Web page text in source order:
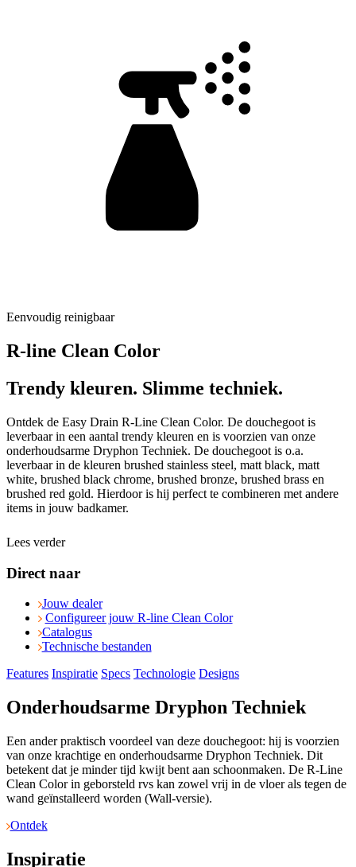
Eenvoudig reinigbaar
R-line Clean Color
Trendy kleuren. Slimme techniek.
Ontdek de Easy Drain R-Line Clean Color. De douchegoot is
leverbaar in een aantal trendy kleuren en is voorzien van onze
onderhoudsarme Dryphon Techniek. De douchegoot is o.a.
leverbaar in de kleuren brushed stainless steel, matt black, matt
white, brushed black chrome, brushed bronze, brushed brass en
brushed red gold. Hierdoor is hij perfect te combineren met andere
items in jouw badkamer.
Lees verder
Direct naar
Jouw dealer
Configureer jouw R-line Clean Color
Catalogus
Technische bestanden
Features Inspiratie Specs Technologie Designs
Onderhoudsarme Dryphon Techniek
Een ander praktisch voordeel van deze douchegoot: hij is voorzien
van onze krachtige en onderhoudsarme Dryphon Techniek. Dit
betekent dat je minder tijd kwijt bent aan schoonmaken. De R-Line
Clean Color in geborsteld rvs kan zowel vrij in de vloer als tegen de
wand geïnstalleerd worden (Wall-versie).
Ontdek
Inspiratie